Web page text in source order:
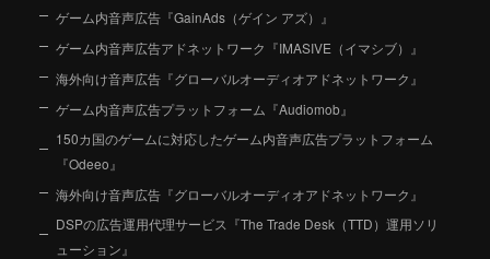
ゲーム内音声広告『GainAds（ゲイン アズ）』
ゲーム内音声広告アドネットワーク『IMASIVE（イマシブ）』
海外向け音声広告『グローバルオーディオアドネットワーク』
ゲーム内音声広告プラットフォーム『Audiomob』
150カ国のゲームに対応したゲーム内音声広告プラットフォーム
『Odeeo』
海外向け音声広告『グローバルオーディオアドネットワーク』
DSPの広告運用代理サービス『The Trade Desk（TTD）運用ソリ
ューション』